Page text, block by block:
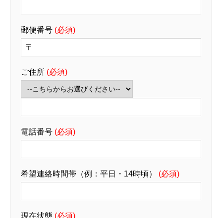
郵便番号 (必須)
ご住所 (必須)
電話番号 (必須)
希望連絡時間帯（例：平日・14時頃） (必須)
現在状態 (必須)